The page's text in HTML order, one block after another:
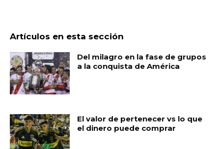
Artículos en esta sección
Del milagro en la fase de grupos
a la conquista de América
El valor de pertenecer vs lo que
el dinero puede comprar